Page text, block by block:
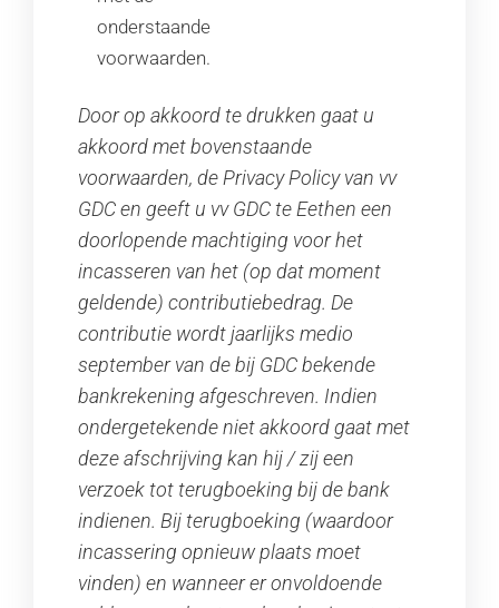
onderstaande
voorwaarden.
Door op akkoord te drukken gaat u
akkoord met bovenstaande
voorwaarden, de Privacy Policy van vv
GDC en geeft u vv GDC te Eethen een
doorlopende machtiging voor het
incasseren van het (op dat moment
geldende) contributiebedrag. De
contributie wordt jaarlijks medio
september van de bij GDC bekende
bankrekening afgeschreven. Indien
ondergetekende niet akkoord gaat met
deze afschrijving kan hij / zij een
verzoek tot terugboeking bij de bank
indienen. Bij terugboeking (waardoor
incassering opnieuw plaats moet
vinden) en wanneer er onvoldoende